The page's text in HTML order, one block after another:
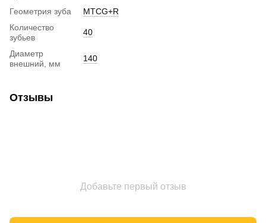
Геометрия зуба
MTCG+R
Количество
зубьев
40
Диаметр
внешний, мм
140
Отзывы
Добавьте первый отзыв